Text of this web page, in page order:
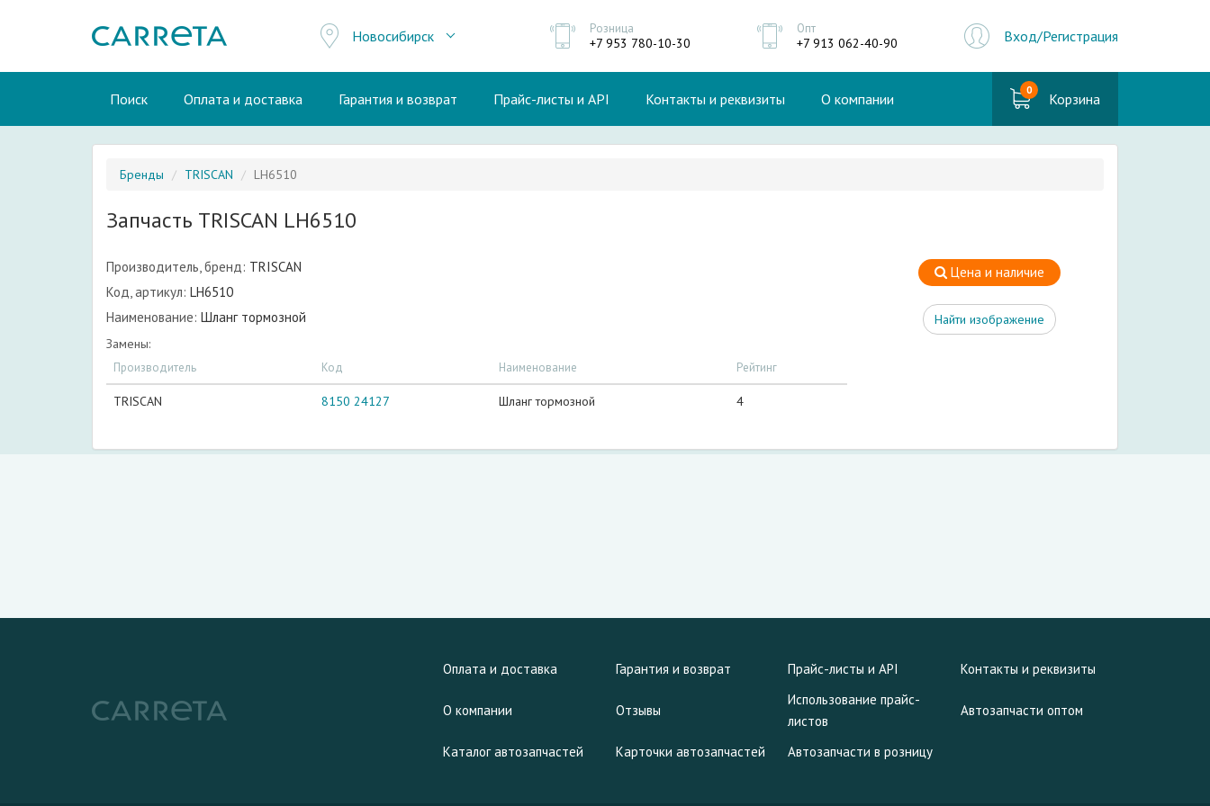
Новосибирск Розница
+7 953 780-10-30
Опт
+7 913 062-40-90 Вход/Регистрация
Поиск Оплата и доставка Гарантия и возврат Прайс-листы и API Контакты и реквизиты О компании 0 Корзина
Бренды TRISCAN LH6510
Запчасть TRISCAN LH6510
Производитель, бренд: TRISCAN
Код, артикул: LH6510
Наименование: Шланг тормозной
Замены:
Производитель Код Наименование Рейтинг
TRISCAN 8150 24127 Шланг тормозной 4
Цена и наличие
Найти изображение
Оплата и доставка Гарантия и возврат Прайс-листы и API Контакты и реквизиты
О компании Отзывы
Использование прайс-
листов
Автозапчасти оптом
Каталог автозапчастей Карточки автозапчастей Автозапчасти в розницу